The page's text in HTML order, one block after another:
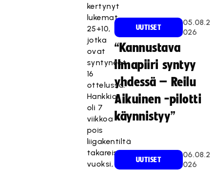
kertynyt
lukemat
25+10,
jotka
ovat
syntyneet
16
ottelussa.
Hankkio
oli 7
viikkoa
pois
liigakentiltä
takareisivamman
vuoksi,
UUTISET
05.08.2
026
“Kannustava
ilmapiiri syntyy
yhdessä – Reilu
Aikuinen -pilotti
käynnistyy”
UUTISET
06.08.2
026